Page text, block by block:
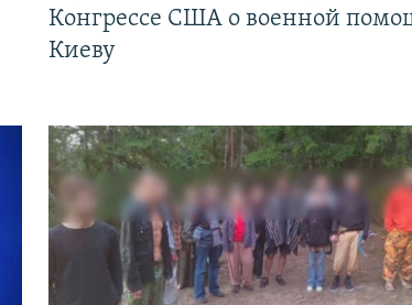
Конгрессе США о военной
Киеву